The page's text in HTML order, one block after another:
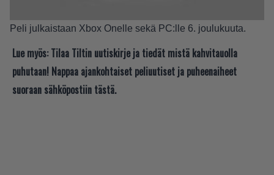
Peli julkaistaan Xbox Onelle sekä PC:lle 6. joulukuuta.
Lue myös: Tilaa Tiltin uutiskirje ja tiedät mistä kahvitauolla
puhutaan! Nappaa ajankohtaiset peliuutiset ja puheenaiheet
suoraan sähköpostiin tästä.